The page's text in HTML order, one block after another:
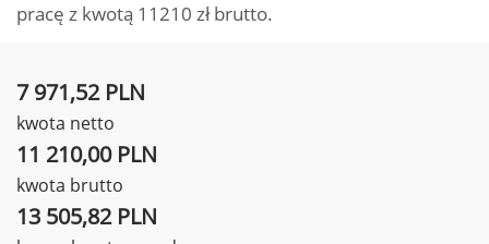
pracę z kwotą 11210 zł brutto.
7 971,52 PLN
kwota netto
11 210,00 PLN
kwota brutto
13 505,82 PLN